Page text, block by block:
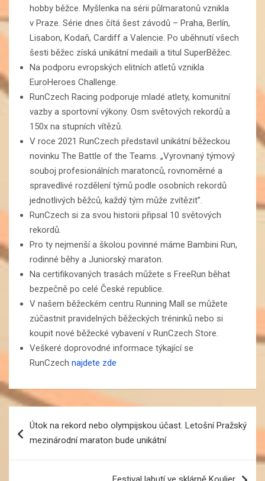
hobby běžce. Myšlenka na sérii půlmaratonů vznikla
v Praze. Série dnes čítá šest závodů – Praha, Berlín,
Lisabon, Kodaň, Cardiff a Valencie. Po uběhnutí všech
šesti běžec získá unikátní medaili a titul SuperBěžec.
Na podporu evropských elitních atletů vznikla
EuroHeroes Challenge.
RunCzech Racing podporuje mladé atlety, komunitní
vazby a sportovní výkony. Osm světových rekordů a
150x na stupních vítězů.
V roce 2021 RunCzech představil unikátní běžeckou
novinku The Battle of the Teams. „Vyrovnaný týmový
souboj profesionálních maratonců, rovnoměrné a
spravedlivé rozdělení týmů podle osobních rekordů
jednotlivých běžců, každý tým může zvítězit”.
RunCzech si za svou historii připsal 10 světových
rekordů.
Pro ty nejmenší a školou povinné máme Bambini Run,
rodinné běhy a Juniorský maraton.
Na certifikovaných trasách můžete s FreeRun běhat
bezpečně po celé České republice.
V našem běžeckém centru Running Mall se můžete
zúčastnit pravidelných běžeckých tréninků nebo si
koupit nové běžecké vybavení v RunCzech Store.
Veškeré doprovodné informace týkající se
RunCzech najdete zde
proÚtok na rekord nebo olympijskou účast. Letošní Pražský
mezinárodní maraton bude unikátní